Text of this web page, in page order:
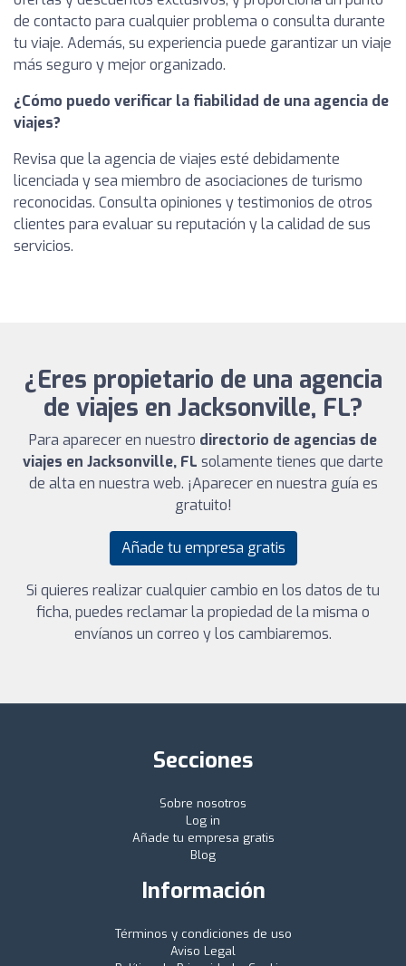
de contacto para cualquier problema o consulta durante
tu viaje. Además, su experiencia puede garantizar un viaje
más seguro y mejor organizado.
¿Cómo puedo verificar la fiabilidad de una agencia de
viajes?
Revisa que la agencia de viajes esté debidamente
licenciada y sea miembro de asociaciones de turismo
reconocidas. Consulta opiniones y testimonios de otros
clientes para evaluar su reputación y la calidad de sus
servicios.
¿Eres propietario de una agencia
de viajes en Jacksonville, FL?
Para aparecer en nuestro directorio de agencias de
viajes en Jacksonville, FL solamente tienes que darte
de alta en nuestra web. ¡Aparecer en nuestra guía es
gratuito!
Añade tu empresa gratis
Si quieres realizar cualquier cambio en los datos de tu
ficha, puedes reclamar la propiedad de la misma o
envíanos un correo y los cambiaremos.
Secciones
Sobre nosotros
Log in
Añade tu empresa gratis
Blog
Información
Términos y condiciones de uso
Aviso Legal